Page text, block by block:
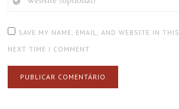
(OPTIONAL)
SAVE MY NAME, EMAIL, AND WEBSITE IN
NEXT TIME I COMMENT.